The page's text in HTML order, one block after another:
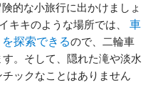
的な小旅行に出かけましょ
キキのような場所では、 車
探索できるので、二輪車
。そして、隠れた滝や淡水
ックなことはありません